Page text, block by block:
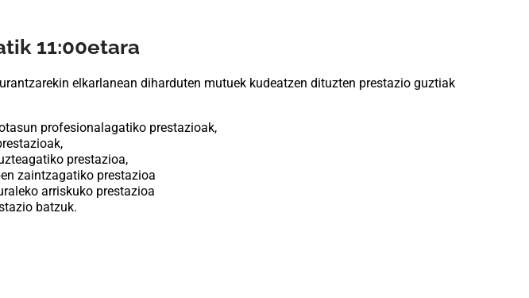
11:00etara
elkarlanean diharduten mutuek kudeatzen dituzten prestazio guztiak
profesionalagatiko prestazioak,
prestazioa,
zaintzagatiko prestazioa
arriskuko prestazioa
batzuk.